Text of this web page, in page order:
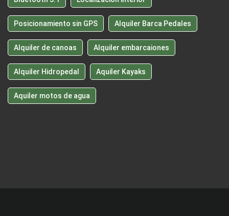
Posicionamiento sin GPS Alquiler Barca Pedales
Alquiler de canoas Alquiler embarcaiones
Alquiler Hidropedal Aquiler Kayaks
Aquiler motos de agua